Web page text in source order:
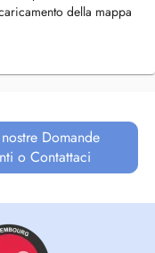
della mappa
Domande
o Contattaci